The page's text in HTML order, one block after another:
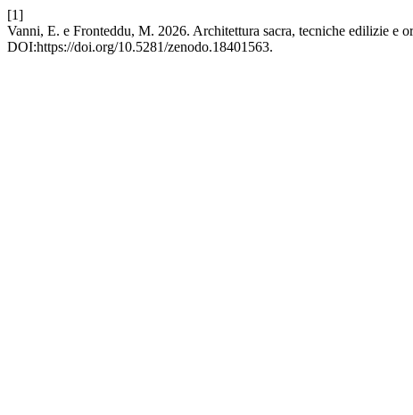
[1]
Vanni, E. e Fronteddu, M. 2026. Architettura sacra, tecniche edilizie e
DOI:https://doi.org/10.5281/zenodo.18401563.